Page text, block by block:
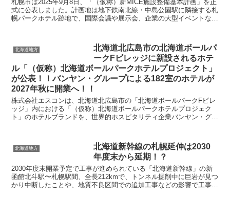
札幌市は2025年9月8日、「（仮称）新MICE施設整備基本計画」を正
式に公表しました。計画地は地下鉄南北線・中島公園駅に隣接する札
幌パークホテル跡地で、国際会議や展示会、企業の大型イベントな
北海道地方
北海道北広島市の北海道ボールパ
ークFビレッジに新設されるホテ
ル「（仮称）北海道ボールパークホテルプロジェクト」
が公表！！バンヤン・グループによる182室のホテルが
2027年秋に開業へ！！
株式会社エスコンは、北海道北広島市の「北海道ボールパークFビレ
ッジ」内における「（仮称）北海道ボールパークホテルプロジェク
ト」のホテルブランドを、世界的ホスピタリティ企業バンヤン・グル
北海道地方
北海道新幹線の札幌延伸は2030
年度末から延期！？
2030年度末開業予定で工事が進められている「北海道新幹線」の新
函館北斗駅〜札幌駅間、全長212kmで、トンネル掘削中に巨岩が見つ
かり中断したことや、地質不良区間での追加工事などの影響で工事が